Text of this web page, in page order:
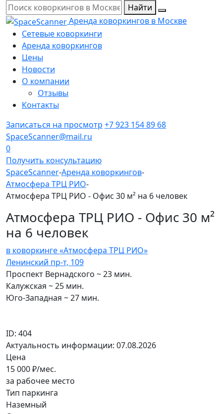
Найти
Аренда коворкингов в Москве
Сетевые коворкинги
Аренда коворкингов
Цены
Новости
О компании
Отзывы
Контакты
Записаться на просмотр +7 923 154 89 68
SpaceScanner@mail.ru
0
Получить консультацию
SpaceScanner-Аренда коворкингов-
Атмосфера ТРЦ РИО-
Атмосфера ТРЦ РИО - Офис 30 м² на 6 человек
Атмосфера ТРЦ РИО - Офис 30 м²
на 6 человек
в коворкинге «Атмосфера ТРЦ РИО»
Ленинский пр-т, 109
Проспект Вернадского ~ 23 мин.
Калужская ~ 25 мин.
Юго-Западная ~ 27 мин.
ID: 404
Актуальность информации: 07.08.2026
Цена
15 000₽/мес.
за рабочее место
Тип паркинга
Наземный